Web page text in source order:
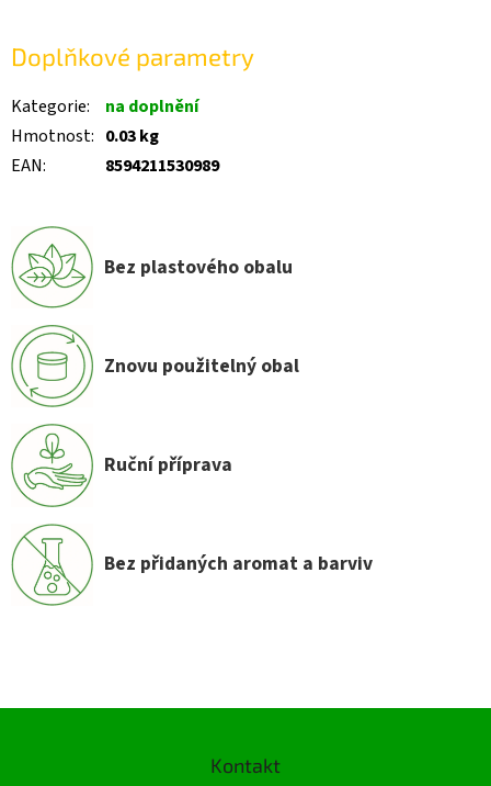
Doplňkové parametry
Kategorie:
na doplnění
Hmotnost: 0.03 kg
EAN: 8594211530989
Bez plastového obalu
Znovu použitelný obal
Ruční příprava
Bez přidaných aromat a barviv
Kontakt